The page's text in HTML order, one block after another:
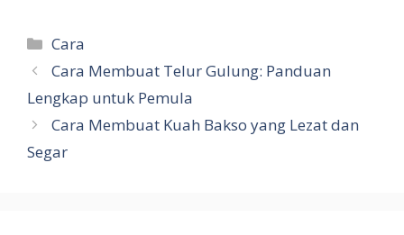
Categories
Cara
Cara Membuat Telur Gulung: Panduan
Lengkap untuk Pemula
Cara Membuat Kuah Bakso yang Lezat dan
Segar